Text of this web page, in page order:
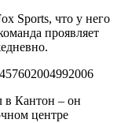
Sports, что у него
проявляет
в Кантон – он
центре